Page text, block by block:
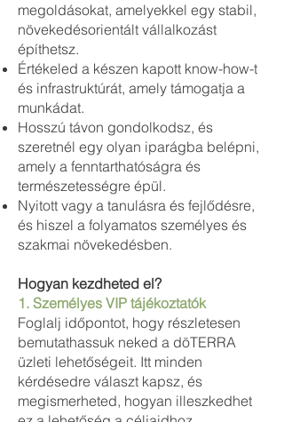
megoldásokat, amelyekkel egy stabil,
növekedésorientált vállalkozást
építhetsz.
Értékeled a készen kapott know-how-t
és infrastruktúrát, amely támogatja a
munkádat.
Hosszú távon gondolkodsz, és
szeretnél egy olyan iparágba belépni,
amely a fenntarthatóságra és
természetességre épül.
Nyitott vagy a tanulásra és fejlődésre,
és hiszel a folyamatos személyes és
szakmai növekedésben.
Hogyan kezdheted el?
1. Személyes VIP tájékoztatók
Foglalj időpontot, hogy részletesen
bemutathassuk neked a dōTERRA
üzleti lehetőségeit. Itt minden
kérdésedre választ kapsz, és
megismerheted, hogyan illeszkedhet